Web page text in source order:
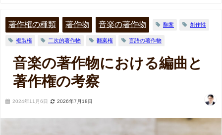
著作権の種類 著作物 音楽の著作物 翻案 創作性
複製権 二次的著作物 翻案権 言語の著作物
音楽の著作物における編曲と
著作権の考察
2024年11月6日 2026年7月18日